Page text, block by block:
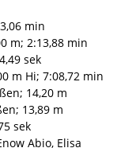
min
m; 2:13,88 min
sek
m Hi; 7:08,72 min
14,20 m
13,89 m
sek
Abio, Elisa